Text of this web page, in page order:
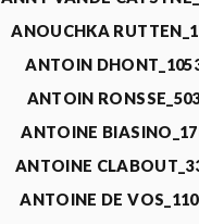
ANOUCHKA
ANTOIN
ANTOIN
ANTOINE
ANTOINE
ANTOINE DE